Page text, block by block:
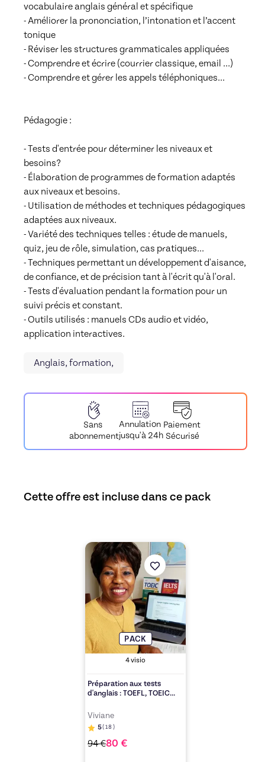
vocabulaire anglais général et spécifique
- Améliorer la prononciation, l’intonation et l’accent
tonique
- Réviser les structures grammaticales appliquées
- Comprendre et écrire (courrier classique, email …)
- Comprendre et gérer les appels téléphoniques...
Pédagogie :
- Tests d'entrée pour déterminer les niveaux et
besoins?
- Élaboration de programmes de formation adaptés
aux niveaux et besoins.
- Utilisation de méthodes et techniques pédagogiques
adaptées aux niveaux.
- Variété des techniques telles : étude de manuels,
quiz, jeu de rôle, simulation, cas pratiques...
- Techniques permettant un développement d'aisance,
de confiance, et de précision tant à l'écrit qu'à l'oral.
- Tests d'évaluation pendant la formation pour un
suivi précis et constant.
- Outils utilisés : manuels CDs audio et vidéo,
application interactives.
Anglais, formation,
Sans
abonnement
Annulation
jusqu'à 24h
Paiement
Sécurisé
Cette offre est incluse dans ce pack
Découvrez l'offre Préparation aux tests
PACK
4visio
Préparation aux tests
d'anglais : TOEFL, TOEIC...
Viviane
5( 18 )
94€80 €